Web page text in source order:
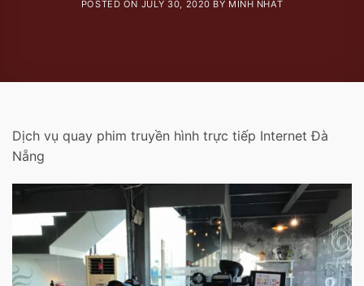
POSTED ON JULY 30, 2020 BY MINH NHAT
Dịch vụ quay phim truyền hình trực tiếp Internet Đà
Nẵng